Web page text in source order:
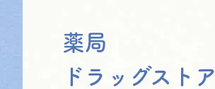
薬局
ドラッグストア